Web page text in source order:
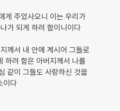
게 주었사오니 이는 우리가
가 되게 하려 함이니이다
께서 내 안에 계시어 그들로
하려 함은 아버지께서 나를
같이 그들도 사랑하신 것을
이다